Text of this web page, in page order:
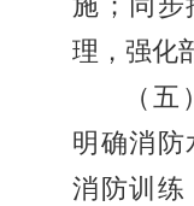
施；同步
理，强化
（
明确消防
消防训练